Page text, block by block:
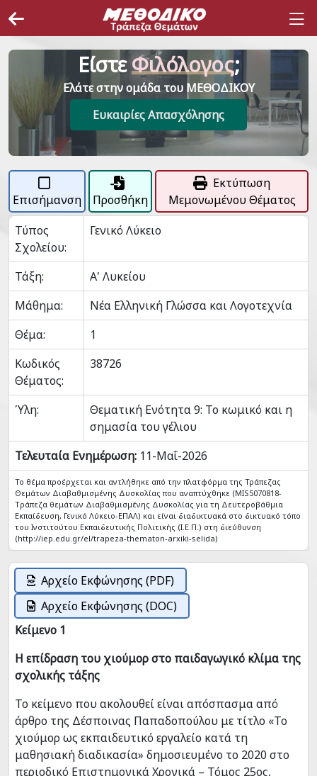
ΕίστεΦιλόλογος;
Ελάτε στην ομάδα του ΜΕΘΟΔΙΚΟΥ
Ευκαιρίες Απασχόλησης
Επισήμανση Προσθήκη
Εκτύπωση
Μεμονωμένου Θέματος
Τύπος
Σχολείου:
Γενικό Λύκειο
Τάξη:
Α' Λυκείου
Μάθημα:
Νέα Ελληνική Γλώσσα και Λογοτεχνία
Θέμα:
1
Κωδικός
Θέματος:
38726
Ύλη:
Θεματική Ενότητα 9: Το κωμικό και η
σημασία του γέλιου
Τελευταία Ενημέρωση: 11-Μαΐ-2026
Το θέμα προέρχεται και αντλήθηκε από την πλατφόρμα της Τράπεζας
Θεμάτων Διαβαθμισμένης Δυσκολίας που αναπτύχθηκε (MIS5070818-
Tράπεζα θεμάτων Διαβαθμισμένης Δυσκολίας για τη Δευτεροβάθμια
Εκπαίδευση, Γενικό Λύκειο-ΕΠΑΛ) και είναι διαδικτυακά στο δικτυακό τόπο
του Ινστιτούτου Εκπαιδευτικής Πολιτικής (Ι.Ε.Π.) στη διεύθυνση
(http://iep.edu.gr/el/trapeza-thematon-arxiki-selida)
Αρχείο Εκφώνησης (PDF)
Αρχείο Εκφώνησης (DOC)
Κείμενο 1
Η επίδραση του χιούμορ στο παιδαγωγικό κλίμα της
σχολικής τάξης
Το κείμενο που ακολουθεί είναι απόσπασμα από
άρθρο της Δέσποινας Παπαδοπούλου με τίτλο «Το
χιούμορ ως εκπαιδευτικό εργαλείο κατά τη
μαθησιακή διαδικασία» δημοσιευμένο το 2020 στο
περιοδικό Επιστημονικά Χρονικά – Τόμος 25ος,